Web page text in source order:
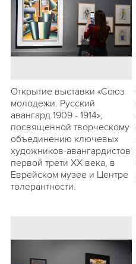
Открытие выставки «Союз
молодежи. Русский
авангард 1909 - 1914»,
посвященной творческому
объединению ключевых
художников-авангардистов
первой трети ХХ века, в
Еврейском музее и Центре
толерантности.